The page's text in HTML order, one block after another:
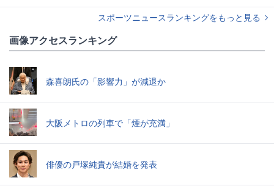
スポーツニュースランキングをもっと見る
画像アクセスランキング
森喜朗氏の「影響力」が減退か
大阪メトロの列車で「煙が充満」
俳優の戸塚純貴が結婚を発表